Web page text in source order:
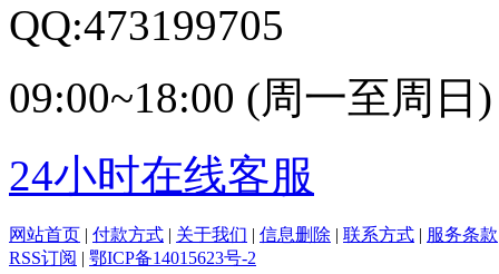
QQ:473199705
09:00~18:00 (周一至周日)
24小时在线客服
网站首页 | 付款方式 | 关于我们 | 信息删除 | 联系方式 | 服务条款
RSS订阅 | 鄂ICP备14015623号-2